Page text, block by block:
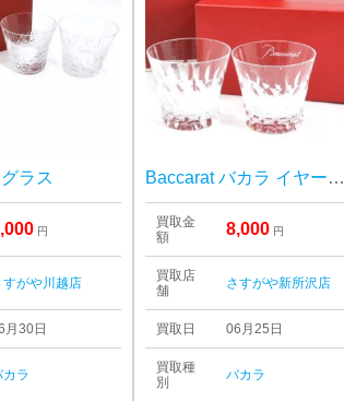
ラス
円
すがや川越店
月30日
カラ
Baccarat バカラ イヤータンブラー ダリア グラス
買取金
額
8,000 円
買取店
舗
さすがや新所沢店
買取日 06月25日
買取種
別
バカラ